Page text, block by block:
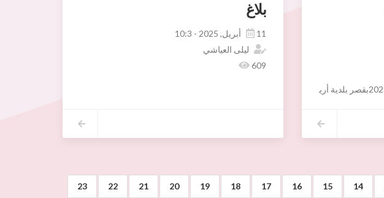
بلاغ
11 أبريل, 2025 - 10:3
ليلى العياشي
609
14
15
16
17
18
19
20
21
22
23